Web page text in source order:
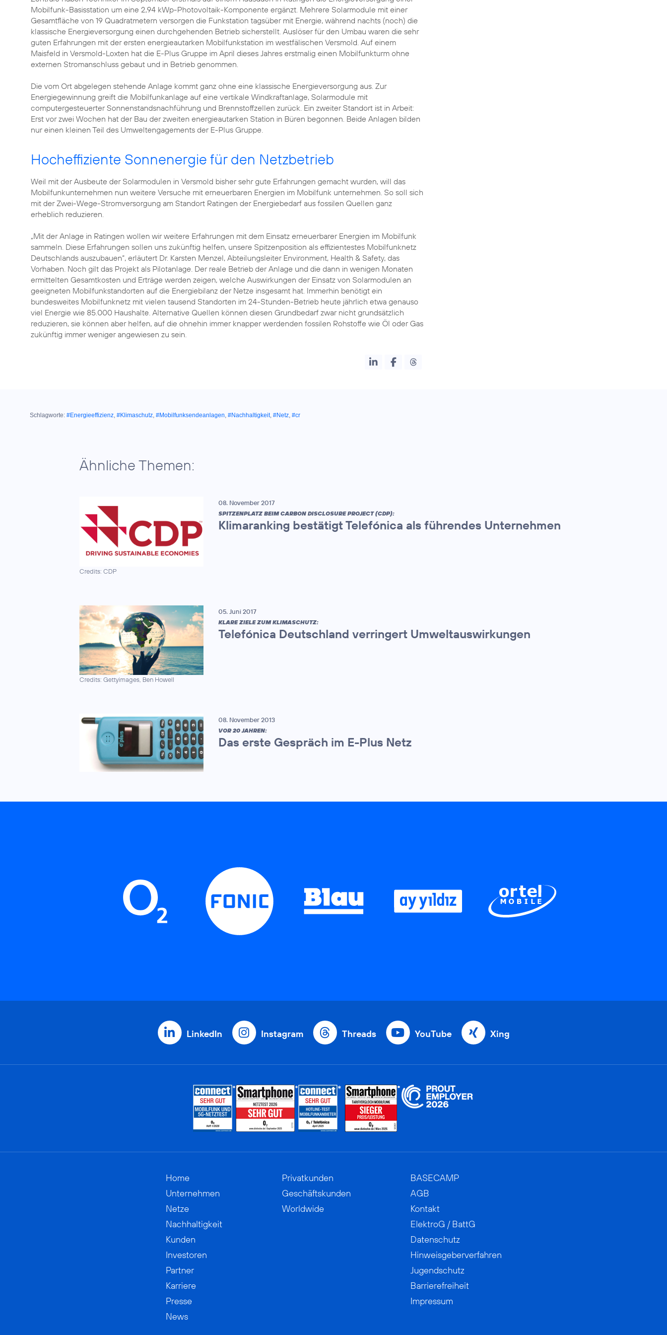
Mobilfunk-Basisstation um eine 2,94 kWp-Photovoltaik-Komponente ergänzt. Mehrere Solarmodule mit einer
Gesamtfläche von 19 Quadratmetern versorgen die Funkstation tagsüber mit Energie, während nachts (noch) die
klassische Energieversorgung einen durchgehenden Betrieb sicherstellt. Auslöser für den Umbau waren die sehr
guten Erfahrungen mit der ersten energieautarken Mobilfunkstation im westfälischen Versmold. Auf einem
Maisfeld in Versmold-Loxten hat die E-Plus Gruppe im April dieses Jahres erstmalig einen Mobilfunkturm ohne
externen Stromanschluss gebaut und in Betrieb genommen.
Die vom Ort abgelegen stehende Anlage kommt ganz ohne eine klassische Energieversorgung aus. Zur
Energiegewinnung greift die Mobilfunkanlage auf eine vertikale Windkraftanlage, Solarmodule mit
computergesteuerter Sonnenstandsnachführung und Brennstoffzellen zurück. Ein zweiter Standort ist in Arbeit:
Erst vor zwei Wochen hat der Bau der zweiten energieautarken Station in Büren begonnen. Beide Anlagen bilden
nur einen kleinen Teil des Umweltengagements der E-Plus Gruppe.
Hocheffiziente Sonnenergie für den Netzbetrieb
Weil mit der Ausbeute der Solarmodulen in Versmold bisher sehr gute Erfahrungen gemacht wurden, will das
Mobilfunkunternehmen nun weitere Versuche mit erneuerbaren Energien im Mobilfunk unternehmen. So soll sich
mit der Zwei-Wege-Stromversorgung am Standort Ratingen der Energiebedarf aus fossilen Quellen ganz
erheblich reduzieren.
„Mit der Anlage in Ratingen wollen wir weitere Erfahrungen mit dem Einsatz erneuerbarer Energien im Mobilfunk
sammeln. Diese Erfahrungen sollen uns zukünftig helfen, unsere Spitzenposition als effizientestes Mobilfunknetz
Deutschlands auszubauen“, erläutert Dr. Karsten Menzel, Abteilungsleiter Environment, Health & Safety, das
Vorhaben. Noch gilt das Projekt als Pilotanlage. Der reale Betrieb der Anlage und die dann in wenigen Monaten
ermittelten Gesamtkosten und Erträge werden zeigen, welche Auswirkungen der Einsatz von Solarmodulen an
geeigneten Mobilfunkstandorten auf die Energiebilanz der Netze insgesamt hat. Immerhin benötigt ein
bundesweites Mobilfunknetz mit vielen tausend Standorten im 24-Stunden-Betrieb heute jährlich etwa genauso
viel Energie wie 85.000 Haushalte. Alternative Quellen können diesen Grundbedarf zwar nicht grundsätzlich
reduzieren, sie können aber helfen, auf die ohnehin immer knapper werdenden fossilen Rohstoffe wie Öl oder Gas
zukünftig immer weniger angewiesen zu sein.
Schlagworte: #Energieeffizienz, #Klimaschutz, #Mobilfunksendeanlagen, #Nachhaltigkeit, #Netz, #cr
Ähnliche Themen:
Credits: CDP
08. November 2017
SPITZENPLATZ BEIM CARBON DISCLOSURE PROJECT (CDP):
Klimaranking bestätigt Telefónica als führendes Unternehmen
Credits: Gettyimages, Ben Howell
05. Juni 2017
KLARE ZIELE ZUM KLIMASCHUTZ:
Telefónica Deutschland verringert Umweltauswirkungen
08. November 2013
VOR 20 JAHREN:
Das erste Gespräch im E-Plus Netz
LinkedIn Instagram Threads YouTube Xing
Home
Unternehmen
Netze
Nachhaltigkeit
Kunden
Investoren
Partner
Karriere
Presse
News
Privatkunden
Geschäftskunden
Worldwide
BASECAMP
AGB
Kontakt
ElektroG / BattG
Datenschutz
Hinweisgeberverfahren
Jugendschutz
Barrierefreiheit
Impressum